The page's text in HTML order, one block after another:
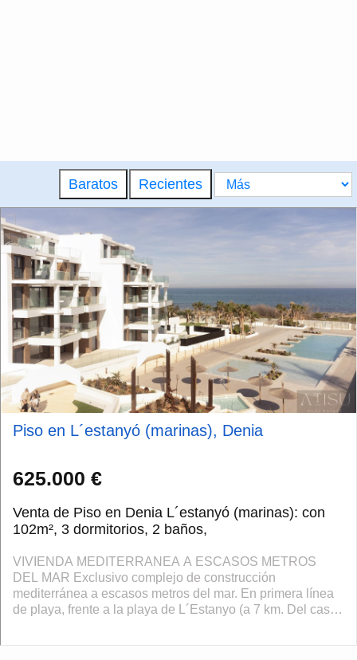
Baratos Recientes
Piso en L´estanyó (marinas), Denia
625.000 €
Venta de Piso en Denia L´estanyó (marinas): con
102m², 3 dormitorios, 2 baños,
VIVIENDA MEDITERRANEA A ESCASOS METROS
DEL MAR Exclusivo complejo de construcción
mediterránea a escasos metros del mar. En primera línea
de playa, frente a la playa de L´Estanyo (a 7 km. Del casco